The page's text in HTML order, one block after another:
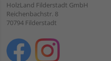
HolzLand Filderstadt GmbH
Reichenbachstr. 8
70794 Filderstadt